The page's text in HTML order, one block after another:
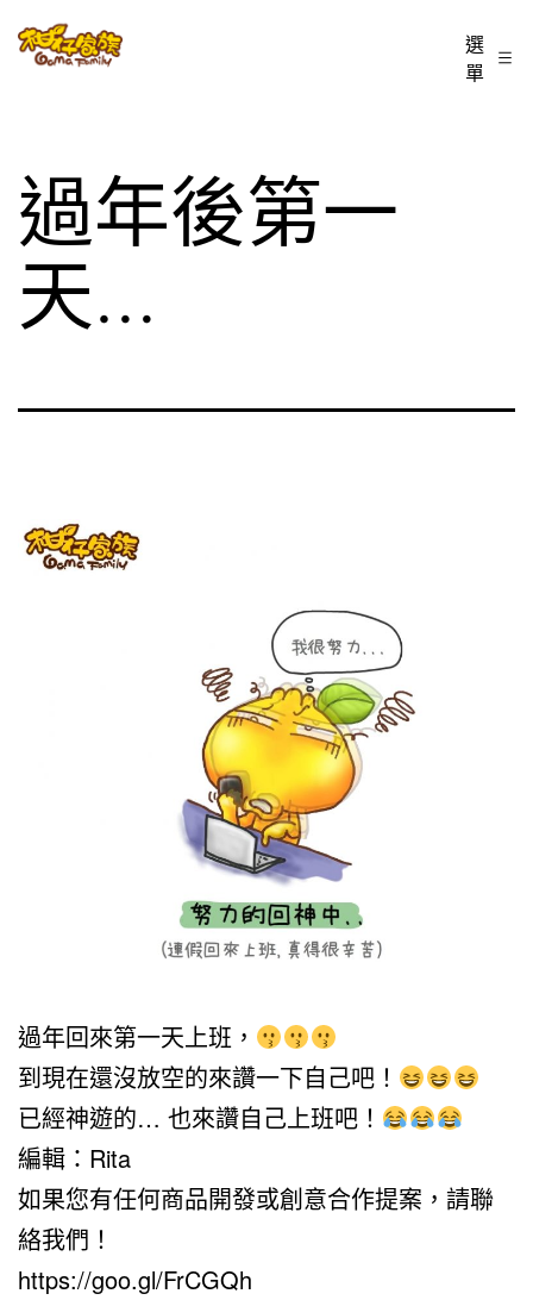
至
容
柑
族
BLOG
選
單
過年後第一
天…
過年回來第一天上班，
到現在還沒放空的來讚一下自己吧！
已經神遊的… 也來讚自己上班吧！
編輯：Rita
如果您有任何商品開發或創意合作提案，請聯
絡我們！
https://goo.gl/FrCGQh